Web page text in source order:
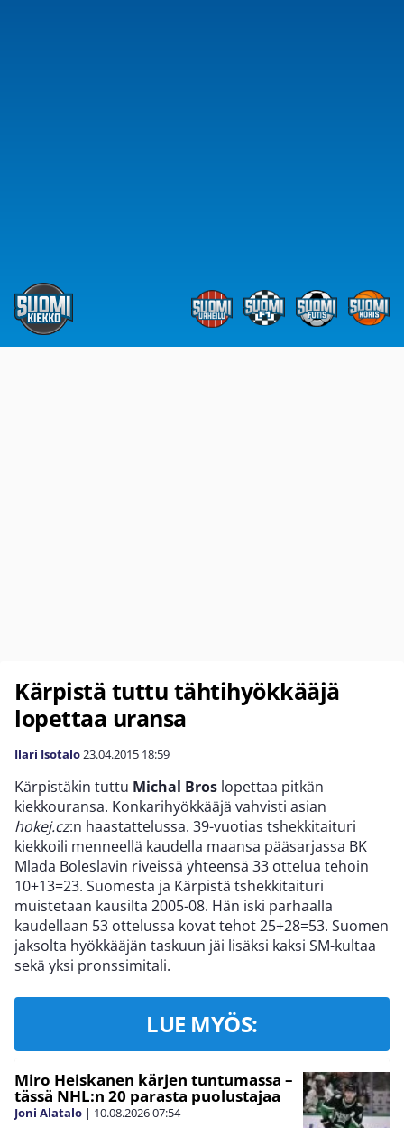
Kärpistä tuttu tähtihyökkääjä
lopettaa uransa
Ilari Isotalo23.04.2015 18:59
Kärpistäkin tuttu Michal Bros lopettaa pitkän
kiekkouransa. Konkarihyökkääjä vahvisti asian
hokej.cz:n haastattelussa. 39-vuotias tshekkitaituri
kiekkoili menneellä kaudella maansa pääsarjassa BK
Mlada Boleslavin riveissä yhteensä 33 ottelua tehoin
10+13=23. Suomesta ja Kärpistä tshekkitaituri
muistetaan kausilta 2005-08. Hän iski parhaalla
kaudellaan 53 ottelussa kovat tehot 25+28=53. Suomen
jaksolta hyökkääjän taskuun jäi lisäksi kaksi SM-kultaa
sekä yksi pronssimitali.
LUE MYÖS:
Miro Heiskanen kärjen tuntumassa –
tässä NHL:n 20 parasta puolustajaa
Joni Alatalo | 10.08.202607:54